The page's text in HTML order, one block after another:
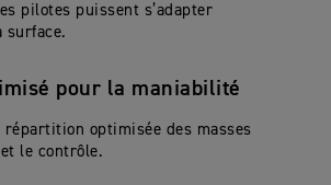
pilotes puissent s’adapter
surface.
pour la maniabilité
répartition optimisée des masses
le contrôle.